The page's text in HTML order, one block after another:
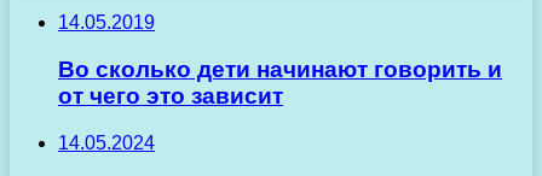
14.05.2019
Во сколько дети начинают говорить и
от чего это зависит
14.05.2024